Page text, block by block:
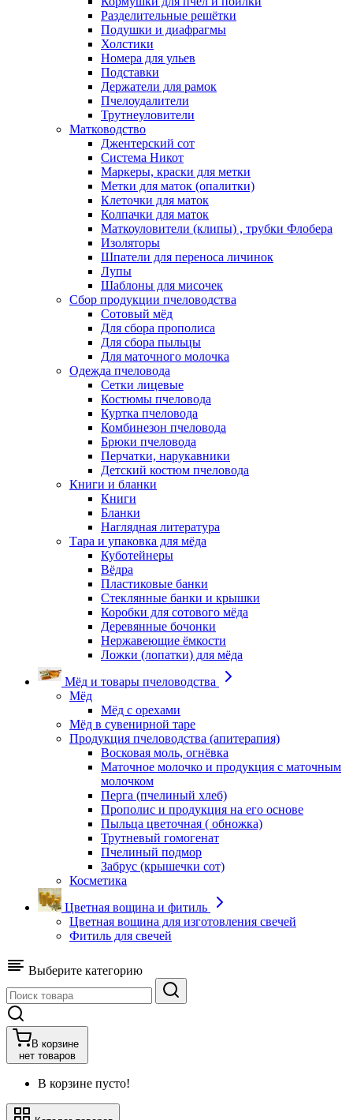
Разделительные решётки
Подушки и диафрагмы
Холстики
Номера для ульев
Подставки
Держатели для рамок
Пчелоудалители
Трутнеуловители
Матководство
Джентерский сот
Система Никот
Маркеры, краски для метки
Метки для маток (опалитки)
Клеточки для маток
Колпачки для маток
Маткоуловители (клипы) , трубки Флобера
Изоляторы
Шпатели для переноса личинок
Лупы
Шаблоны для мисочек
Сбор продукции пчеловодства
Сотовый мёд
Для сбора прополиса
Для сбора пыльцы
Для маточного молочка
Одежда пчеловода
Сетки лицевые
Костюмы пчеловода
Куртка пчеловода
Комбинезон пчеловода
Брюки пчеловода
Перчатки, нарукавники
Детский костюм пчеловода
Книги и бланки
Книги
Бланки
Наглядная литература
Тара и упаковка для мёда
Куботейнеры
Вёдра
Пластиковые банки
Стеклянные банки и крышки
Коробки для сотового мёда
Деревянные бочонки
Нержавеющие ёмкости
Ложки (лопатки) для мёда
Мёд и товары пчеловодства
Мёд
Мёд с орехами
Мёд в сувенирной таре
Продукция пчеловодства (апитерапия)
Восковая моль, огнёвка
Маточное молочко и продукция с маточным
молочком
Перга (пчелиный хлеб)
Прополис и продукция на его основе
Пыльца цветочная ( обножка)
Трутневый гомогенат
Пчелиный подмор
Забрус (крышечки сот)
Косметика
Цветная вощина и фитиль
Цветная вощина для изготовления свечей
Фитиль для свечей
Выберите категорию
В корзине
нет товаров
В корзине пусто!